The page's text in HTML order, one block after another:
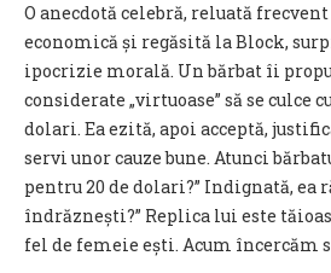
O anecdotă celebră, reluată
economică și regăsită la Block,
ipocrizie morală. Un bărbat îi
considerate „virtuoase” să se culce
dolari. Ea ezită, apoi acceptă,
servi unor cauze bune. Atunci
pentru 20 de dolari?” Indignată, ea
îndrăznești?” Replica lui este
fel de femeie ești. Acum încercăm